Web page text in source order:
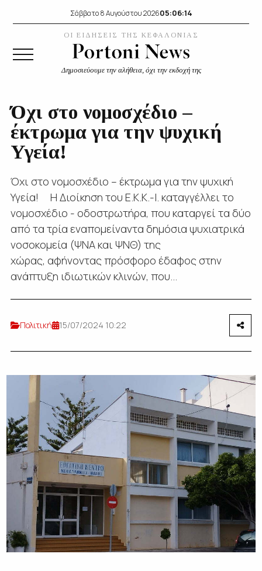
Σάββατο 8 Αυγούστου 202605:06:15
ΟΙ ΕΙΔΗΣΕΙΣ ΤΗΣ ΚΕΦΑΛΟΝΙΑΣ
Δημοσιεύουμε την αλήθεια, όχι την εκδοχή της
Όχι στο νομοσχέδιο –
έκτρωμα για την ψυχική
Υγεία!
Όχι στο νομοσχέδιο – έκτρωμα για την ψυχική
Υγεία! Η Διοίκηση του Ε.Κ.Κ.-Ι. καταγγέλλει το
νομοσχέδιο - οδοστρωτήρα, που καταργεί τα δύο
από τα τρία εναπομείναντα δημόσια ψυχιατρικά
νοσοκομεία (ΨΝΑ και ΨΝΘ) της
χώρας, αφήνοντας πρόσφορο έδαφος στην
ανάπτυξη ιδιωτικών κλινών, που...
Πολιτική 15/07/2024 10:22